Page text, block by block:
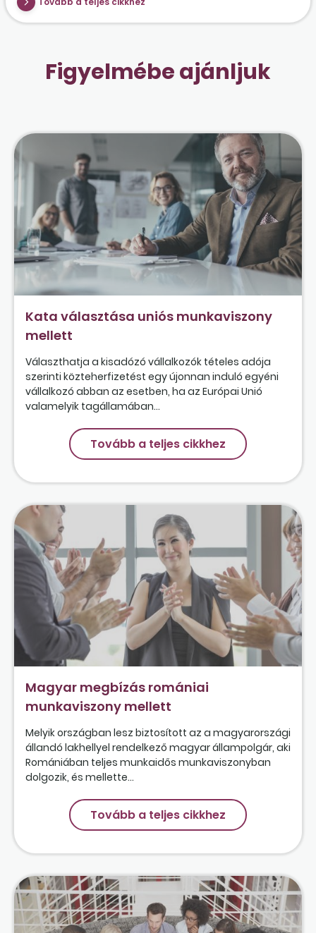
Figyelmébe ajánljuk
Kata választása uniós munkaviszony
mellett
Választhatja a kisadózó vállalkozók tételes adója
szerinti közteherfizetést egy újonnan induló egyéni
vállalkozó abban az esetben, ha az Európai Unió
valamelyik tagállamában...
Tovább a teljes cikkhez
Magyar megbízás romániai
munkaviszony mellett
Melyik országban lesz biztosított az a magyarországi
állandó lakhellyel rendelkező magyar állampolgár, aki
Romániában teljes munkaidős munkaviszonyban
dolgozik, és mellette...
Tovább a teljes cikkhez